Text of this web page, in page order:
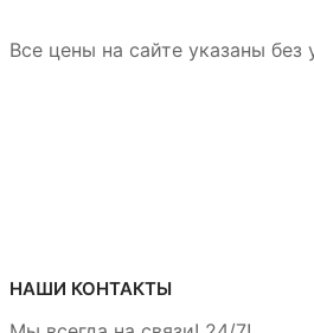
Все цены на сайте указаны без
НАШИ КОНТАКТЫ